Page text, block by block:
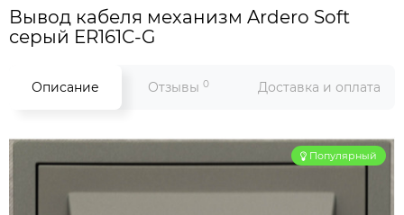
Вывод кабеля механизм Ardero Soft
серый ER161C-G
Описание Отзывы 0 Доставка и оплата
Популярный